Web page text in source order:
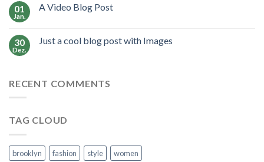
01
Jan.
A Video Blog Post
30
Dez.
Just a cool blog post with Images
RECENT COMMENTS
TAG CLOUD
brooklyn fashion style women